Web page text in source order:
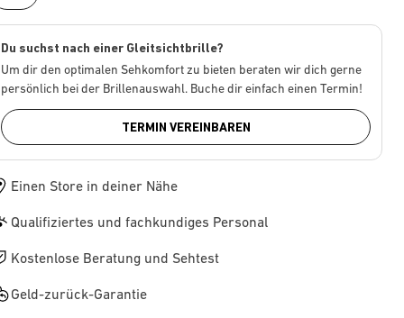
Du suchst nach einer Gleitsichtbrille?
Um dir den optimalen Sehkomfort zu bieten beraten wir dich gerne
persönlich bei der Brillenauswahl. Buche dir einfach einen Termin!
TERMIN VEREINBAREN
Einen Store in deiner Nähe
Qualifiziertes und fachkundiges Personal
Kostenlose Beratung und Sehtest
Geld-zurück-Garantie